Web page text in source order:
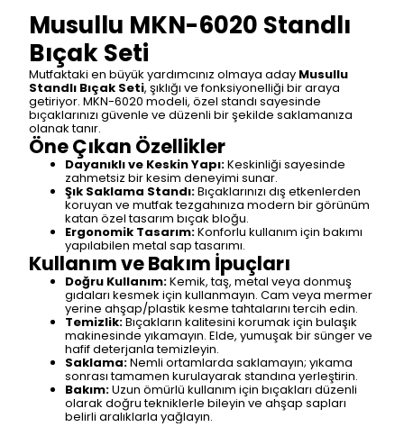
Musullu MKN-6020 Standlı
Bıçak Seti
Mutfaktaki en büyük yardımcınız olmaya aday Musullu
Standlı Bıçak Seti, şıklığı ve fonksiyonelliği bir araya
getiriyor. MKN-6020 modeli, özel standı sayesinde
bıçaklarınızı güvenle ve düzenli bir şekilde saklamanıza
olanak tanır.
Öne Çıkan Özellikler
Dayanıklı ve Keskin Yapı:Keskinliği sayesinde
zahmetsiz bir kesim deneyimi sunar.
Şık Saklama Standı:Bıçaklarınızı dış etkenlerden
koruyan ve mutfak tezgahınıza modern bir görünüm
katan özel tasarım bıçak bloğu.
Ergonomik Tasarım:Konforlu kullanım için bakımı
yapılabilen metal sap tasarımı.
Kullanım ve Bakım İpuçları
Doğru Kullanım:Kemik, taş, metal veya donmuş
gıdaları kesmek için kullanmayın. Cam veya mermer
yerine ahşap/plastik kesme tahtalarını tercih edin.
Temizlik:Bıçakların kalitesini korumak için bulaşık
makinesinde yıkamayın. Elde, yumuşak bir sünger ve
hafif deterjanla temizleyin.
Saklama:Nemli ortamlarda saklamayın; yıkama
sonrası tamamen kurulayarak standına yerleştirin.
Bakım:Uzun ömürlü kullanım için bıçakları düzenli
olarak doğru tekniklerle bileyin ve ahşap sapları
belirli aralıklarla yağlayın.